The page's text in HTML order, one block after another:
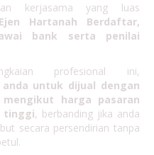
kerjasama yang luas
Hartanah Berdaftar,
bank serta penilai
profesional ini,
untuk dijual dengan
harga pasaran
tinggi, berbanding jika anda
secara persendirian tanpa